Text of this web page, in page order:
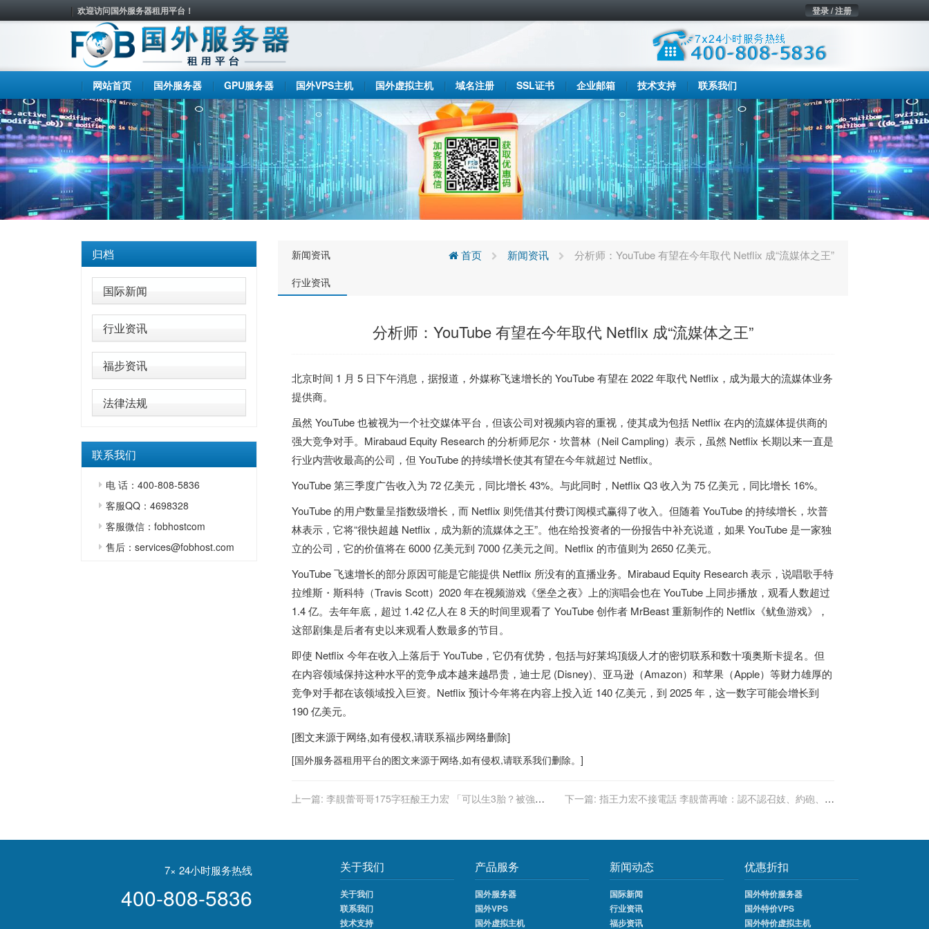
欢迎访问国外服务器租用平台！ 登录 / 注册
网站首页 国外服务器 GPU服务器 国外VPS主机 国外虚拟主机 域名注册 SSL证书 企业邮箱 技术支持 联系我们
归档
国际新闻
行业资讯
福步资讯
法律法规
联系我们
电 话：400-808-5836
客服QQ：4698328
客服微信：fobhostcom
售后：services@fobhost.com
新闻资讯
行业资讯
首页 新闻资讯 分析师：YouTube 有望在今年取代 Netflix 成“流媒体之王”
分析师：YouTube 有望在今年取代 Netflix 成“流媒体之王”
北京时间 1 月 5 日下午消息，据报道，外媒称飞速增长的 YouTube 有望在 2022 年取代 Netflix，成为最大的流媒体业务
提供商。
虽然 YouTube 也被视为一个社交媒体平台，但该公司对视频内容的重视，使其成为包括 Netflix 在内的流媒体提供商的
强大竞争对手。Mirabaud Equity Research 的分析师尼尔・坎普林（Neil Campling）表示， 虽然 Netflix 长期以来一直是
行业内营收最高的公司，但 YouTube 的持续增长使其有望在今年就超过 Netflix。
YouTube 第三季度广告收入为 72 亿美元，同比增长 43%。与此同时，Netflix Q3 收入为 75 亿美元，同比增长 16%。
YouTube 的用户数量呈指数级增长，而 Netflix 则凭借其付费订阅模式赢得了收入。但随着 YouTube 的持续增长，坎普
林表示，它将“很快超越 Netflix，成为新的流媒体之王”。他在给投资者的一份报告中补充说道， 如果 YouTube 是一家独
立的公司，它的价值将在 6000 亿美元到 7000 亿美元之间。Netflix 的市值则为 2650 亿美元。
YouTube 飞速增长的部分原因可能是它能提供 Netflix 所没有的直播业务。Mirabaud Equity Research 表示，说唱歌手特
拉维斯・斯科特（Travis Scott）2020 年在视频游戏《堡垒之夜》上的演唱会也在 YouTube 上同步播放，观看人数超过
1.4 亿。去年年底，超过 1.42 亿人在 8 天的时间里观看了 YouTube 创作者 MrBeast 重新制作的 Netflix《鱿鱼游戏》，
这部剧集是后者有史以来观看人数最多的节目。
即使 Netflix 今年在收入上落后于 YouTube，它仍有优势，包括与好莱坞顶级人才的密切联系和数十项奥斯卡提名。但
在内容领域保持这种水平的竞争成本越来越昂贵，迪士尼 (Disney)、亚马逊（Amazon）和苹果（Apple）等财力雄厚的
竞争对手都在该领域投入巨资。Netflix 预计今年将在内容上投入近 140 亿美元，到 2025 年，这一数字可能会增长到
190 亿美元。
[图文来源于网络,如有侵权,请联系福步网络删除]
[国外服务器租用平台的图文来源于网络,如有侵权,请联系我们删除。]
上一篇: 李靚蕾哥哥175字狂酸王力宏 「可以生3胎？被強
下一篇: 指王力宏不接電話 李靚蕾再嗆：認不認召妓、約砲、劈
7× 24小时服务热线
400-808-5836
关于我们
关于我们
联系我们
技术支持
产品服务
国外服务器
国外VPS
国外虚拟主机
新闻动态
国际新闻
行业资讯
福步资讯
优惠折扣
国外特价服务器
国外特价VPS
国外特价虚拟主机